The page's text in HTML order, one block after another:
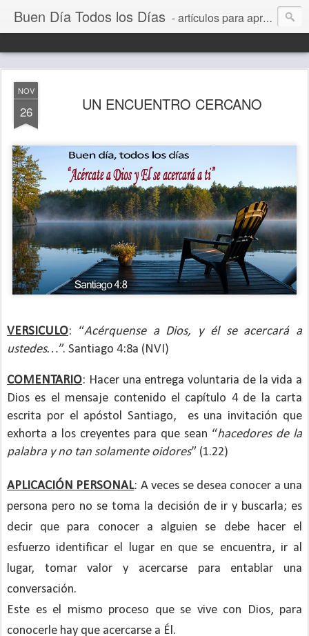
Buen Día Todos los Días - artículos para aprender a vivir mejor, un día a la vez. Por Juan C Quintero
NOV
26 UN ENCUENTRO CERCANO
VERSICULO: “Acérquense a Dios, y él se acercará a
ustedes…”. Santiago 4:8a (NVI)
COMENTARIO: Hacer una entrega voluntaria de la vida a
Dios es el mensaje contenido el capítulo 4 de la carta
escrita por el apóstol Santiago,
es una invitación que
exhorta a los creyentes para que sean “hacedores de la
palabra y no tan solamente oidores” (1.22)
APLICACIÓN PERSONAL: A veces se desea conocer a una
persona pero no se toma la decisión de ir y buscarla; es
decir que para conocer a alguien se debe hacer el
esfuerzo identificar el lugar en que se encuentra, ir al
lugar, tomar valor y acercarse para entablar una
conversación.
Este es el mismo proceso que se vive con Dios, para
conocerle hay que acercarse a Él.